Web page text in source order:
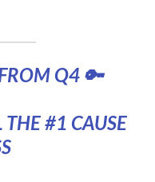
Q4 🔑
#1 CAUSE